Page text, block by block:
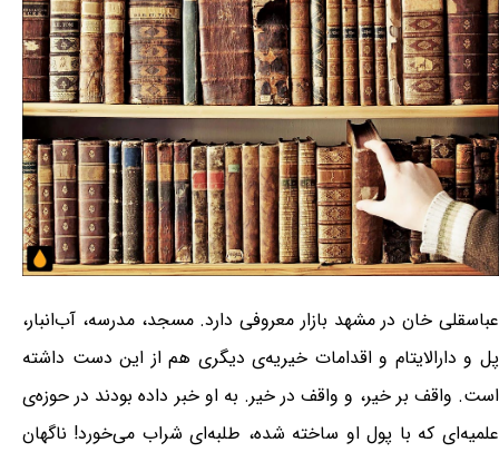
عباسقلی خان در مشهد بازار معروفی دارد. مسجد، مدرسه، آب‌انبار،
پل و دارالایتام و اقدامات خیریه‌ی دیگری هم از این دست داشته
است. واقف بر خیر، و واقف در خیر. به او خبر داده بودند در حوزه‌ی
علمیه‌ای که با پول او ساخته شده، طلبه‌ای شراب می‌خورد! ناگهان